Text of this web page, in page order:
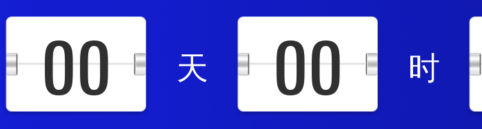
00 天 00 时